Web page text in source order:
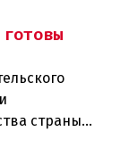
страны
54